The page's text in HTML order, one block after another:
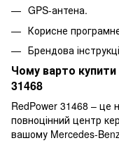
GPS-антена.
Корисне
Брендова
Чому варто
31468
RedPower 31468 – це
повноцінний центр
вашому Mercedes-